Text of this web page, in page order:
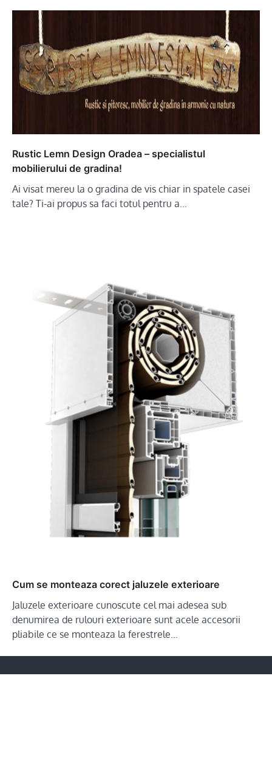
Rustic Lemn Design Oradea – specialistul
mobilierului de gradina!
Ai visat mereu la o gradina de vis chiar in spatele casei
tale? Ti-ai propus sa faci totul pentru a…
Cum se monteaza corect jaluzele exterioare
Jaluzele exterioare cunoscute cel mai adesea sub
denumirea de rulouri exterioare sunt acele accesorii
pliabile ce se monteaza la ferestrele…